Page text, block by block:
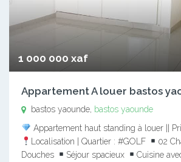
1 000 000 xaf
Appartement A louer bastos
bastos yaounde, bastos yaounde
Appartement haut standing à louer ||
Localisation | Quartier : #GOLF
02
Douches
Séjour spacieux
Cuisine